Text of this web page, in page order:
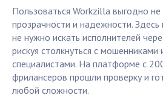
Пользоваться Workzilla выгодно не
прозрачности и надежности.
не нужно искать исполнителей
рискуя столкнуться с мошенниками
специалистами. На платформе с
фрилансеров прошли проверку и
любой сложности.